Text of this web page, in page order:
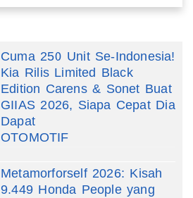
Cuma 250 Unit Se-Indonesia!
Kia Rilis Limited Black
Edition Carens & Sonet Buat
GIIAS 2026, Siapa Cepat Dia
Dapat
OTOMOTIF
Metamorforself 2026: Kisah
9.449 Honda People yang